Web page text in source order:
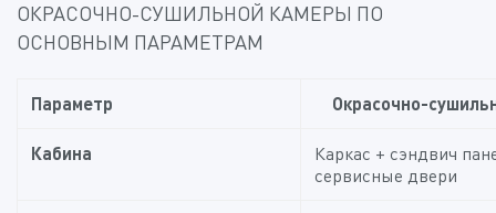
ОКРАСОЧНО-СУШИЛЬНОЙ КАМЕРЫ ПО
ОСНОВНЫМ ПАРАМЕТРАМ
Параметр Окрасочно-
Кабина
Каркас + сэндвич
сервисные двери